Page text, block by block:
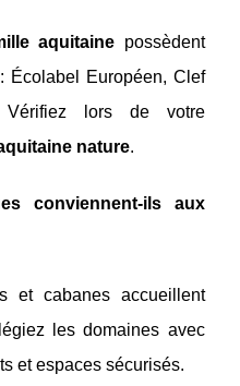
aquitaine possèdent
Écolabel Européen, Clef
lors de votre
nature.
conviennent-ils aux
et cabanes accueillent
les domaines avec
et espaces sécurisés.